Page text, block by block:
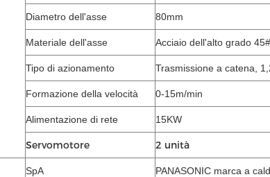
Diametro dell'asse 80mm
Materiale dell'asse Acciaio dell'alto grado 45#
Tipo di azionamento Trasmissione a catena,
Formazione della velocità 0-15m/min
Alimentazione di rete 15KW
Servomotore 2 unità
SpA PANASONIC marca a